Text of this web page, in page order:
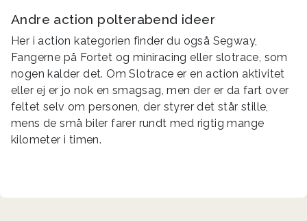
Andre action polterabend ideer
Her i action kategorien finder du også Segway,
Fangerne på Fortet og miniracing eller slotrace, som
nogen kalder det. Om Slotrace er en action aktivitet
eller ej er jo nok en smagsag, men der er da fart over
feltet selv om personen, der styrer det står stille,
mens de små biler farer rundt med rigtig mange
kilometer i timen.